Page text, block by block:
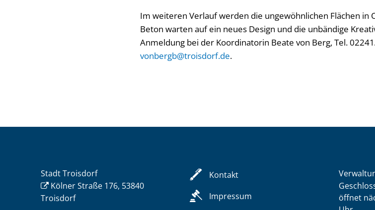
Im weiteren Verlauf werden die ungewöhnlichen Flächen in
Beton warten auf ein neues Design und die unbändige
Anmeldung bei der Koordinatorin Beate von Berg, Tel.
vonbergb@troisdorf.de.
Stadt Troisdorf
Kölner Straße 176, 53840
Troisdorf
Kontakt
Impressum
Klicken,
öffnet